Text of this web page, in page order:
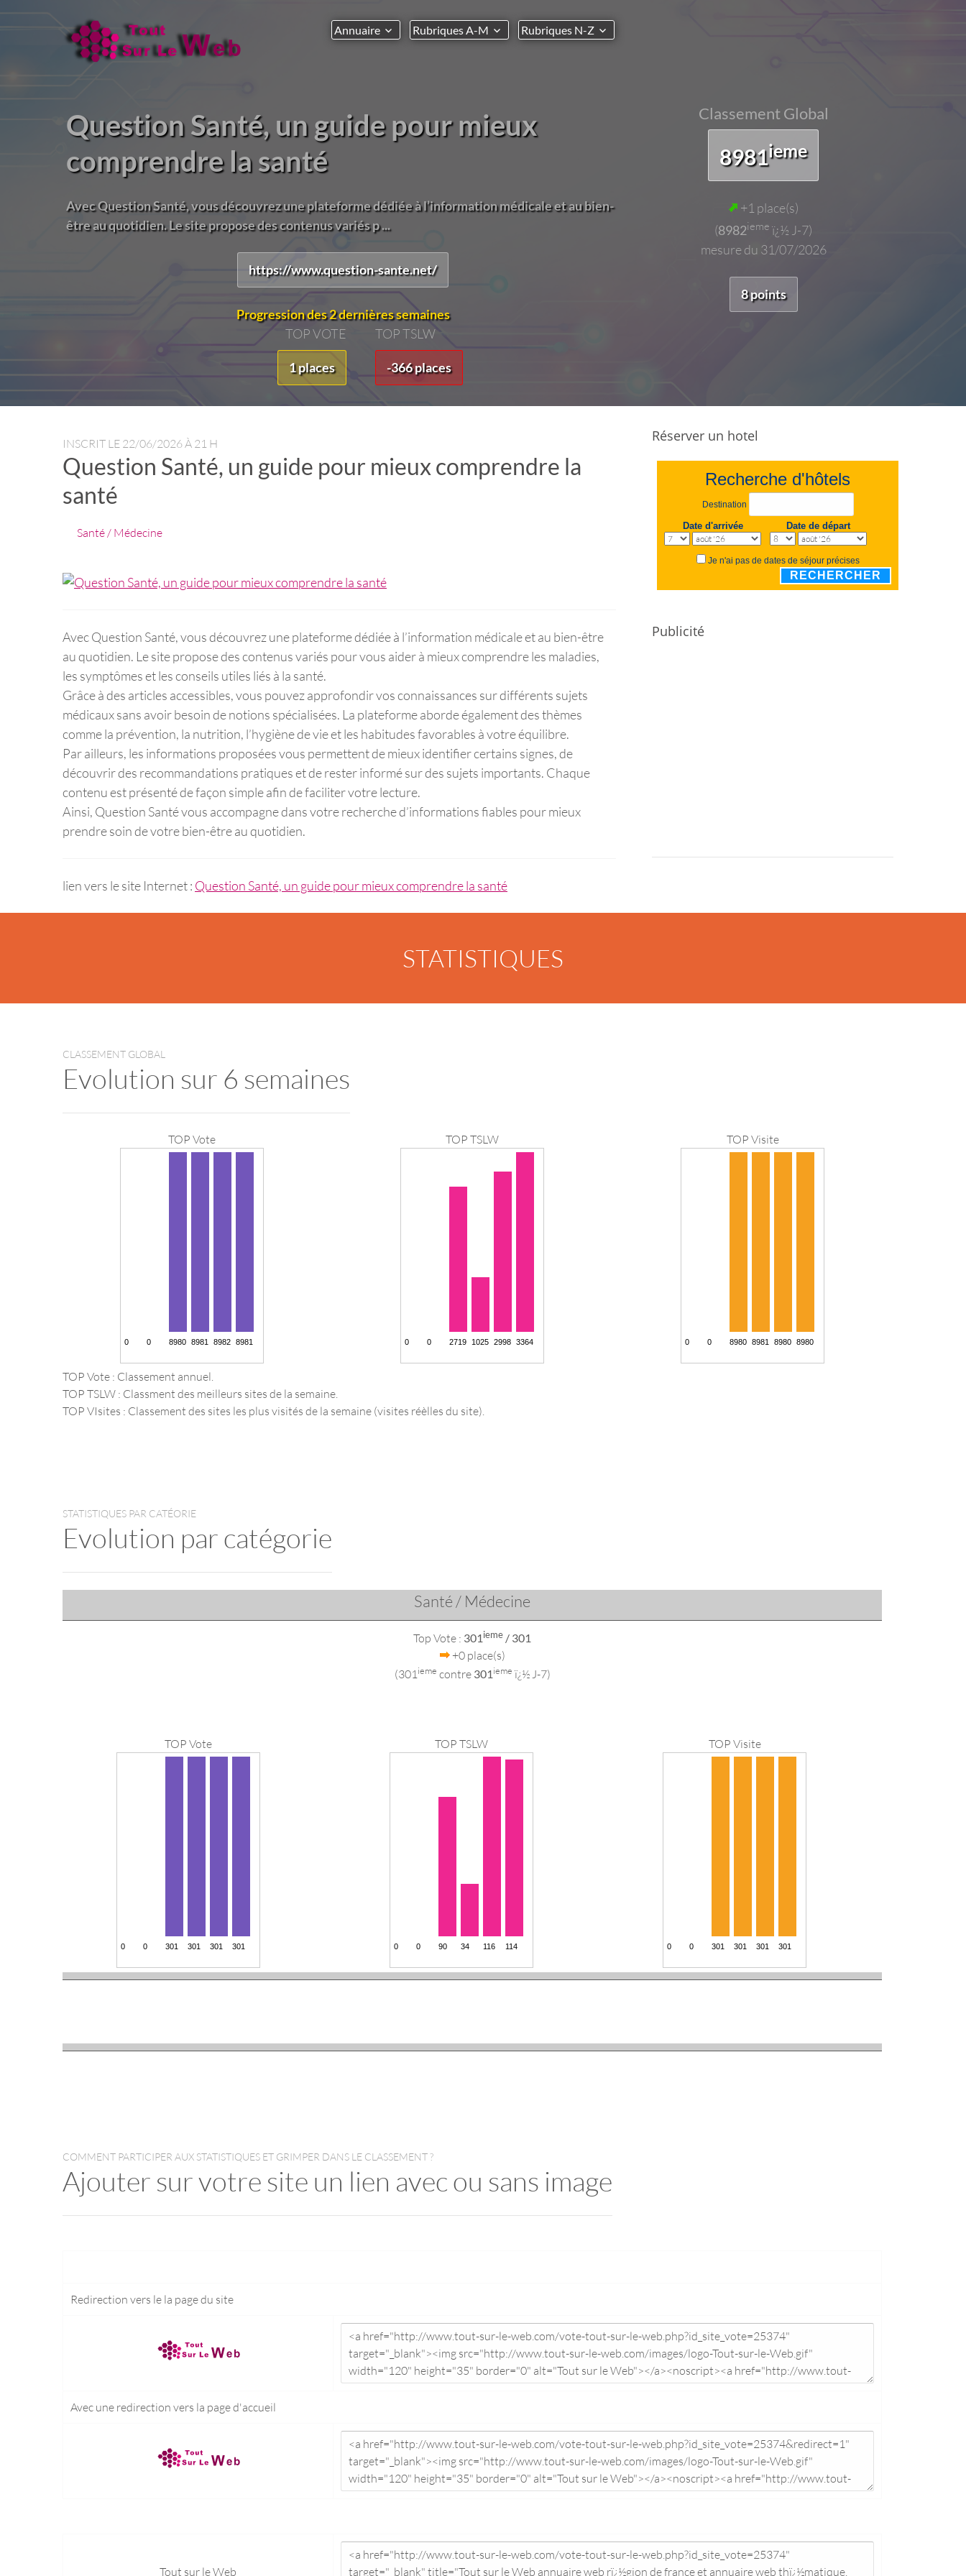
Annuaire Rubriques A-M Rubriques N-Z
Question Santé, un guide pour mieux
comprendre la santé
Avec Question Santé, vous découvrez une plateforme dédiée à l’information médicale et au bien-
être au quotidien. Le site propose des contenus variés p ...
https://www.question-sante.net/
Progression des 2 dernières semaines
TOP VOTE
1 places
TOP TSLW
-366 places
Classement Global
8981ieme
+1 place(s)
(8982ieme ï¿½ J-7)
mesure du 31/07/2026
8 points
INSCRIT LE 22/06/2026 À 21 H
Question Santé, un guide pour mieux comprendre la
santé
Santé / Médecine
Avec Question Santé, vous découvrez une plateforme dédiée à l’information médicale et au bien-être
au quotidien. Le site propose des contenus variés pour vous aider à mieux comprendre les maladies,
les symptômes et les conseils utiles liés à la santé.
Grâce à des articles accessibles, vous pouvez approfondir vos connaissances sur différents sujets
médicaux sans avoir besoin de notions spécialisées. La plateforme aborde également des thèmes
comme la prévention, la nutrition, l’hygiène de vie et les habitudes favorables à votre équilibre.
Par ailleurs, les informations proposées vous permettent de mieux identifier certains signes, de
découvrir des recommandations pratiques et de rester informé sur des sujets importants. Chaque
contenu est présenté de façon simple afin de faciliter votre lecture.
Ainsi, Question Santé vous accompagne dans votre recherche d’informations fiables pour mieux
prendre soin de votre bien-être au quotidien.
lien vers le site Internet : Question Santé, un guide pour mieux comprendre la santé
Réserver un hotel
Recherche d'hôtels
Destination
Date d'arrivée Date de départ
Je n'ai pas de dates de séjour précises
RECHERCHER
Publicité
STATISTIQUES
CLASSEMENT GLOBAL
Evolution sur 6 semaines
TOP Vote TOP TSLW TOP Visite
TOP Vote : Classement annuel.
TOP TSLW : Classment des meilleurs sites de la semaine.
TOP VIsites : Classement des sites les plus visités de la semaine (visites réèlles du site).
STATISTIQUES PAR CATÉORIE
Evolution par catégorie
Santé / Médecine
Top Vote : 301ieme / 301
+0 place(s)
(301 ieme contre 301ieme ï¿½ J-7)
TOP Vote TOP TSLW TOP Visite
COMMENT PARTICIPER AUX STATISTIQUES ET GRIMPER DANS LE CLASSEMENT ?
Ajouter sur votre site un lien avec ou sans image
Redirection vers le la page du site
Avec une redirection vers la page d'accueil
Tout sur le Web